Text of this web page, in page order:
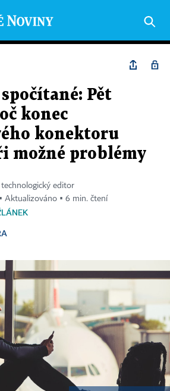
Pět
konec
konektoru
možné problémy
technologický editor
Aktualizováno ▪ 6 min. čtení